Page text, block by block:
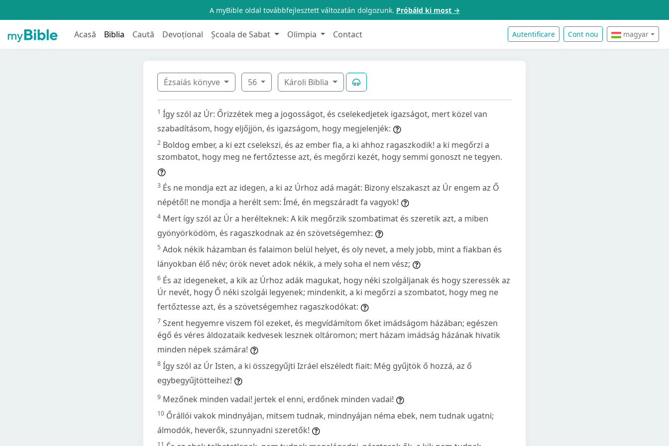
A myBible oldal továbbfejlesztett változatán dolgozunk. Próbáld ki most →
Acasă Biblia Caută Devoțional Școala de Sabat Olimpia Contact Autentificare Cont nou magyar
Ézsaiás könyve 56 Károli Biblia
1 Így szól az Úr: Őrizzétek meg a jogosságot, és cselekedjetek igazságot, mert közel van
szabadításom, hogy eljőjjön, és igazságom, hogy megjelenjék:
2 Boldog ember, a ki ezt cselekszi, és az ember fia, a ki ahhoz ragaszkodik! a ki megőrzi a
szombatot, hogy meg ne fertőztesse azt, és megőrzi kezét, hogy semmi gonoszt ne tegyen.
3 És ne mondja ezt az idegen, a ki az Úrhoz adá magát: Bizony elszakaszt az Úr engem az Ő
népétől! ne mondja a herélt sem: Ímé, én megszáradt fa vagyok!
4 Mert így szól az Úr a herélteknek: A kik megőrzik szombatimat és szeretik azt, a miben
gyönyörködöm, és ragaszkodnak az én szövetségemhez:
5 Adok nékik házamban és falaimon belül helyet, és oly nevet, a mely jobb, mint a fiakban és
lányokban élő név; örök nevet adok nékik, a mely soha el nem vész;
6 És az idegeneket, a kik az Úrhoz adák magukat, hogy néki szolgáljanak és hogy szeressék az
Úr nevét, hogy Ő néki szolgái legyenek; mindenkit, a ki megőrzi a szombatot, hogy meg ne
fertőztesse azt, és a szövetségemhez ragaszkodókat:
7 Szent hegyemre viszem föl ezeket, és megvídámítom őket imádságom házában; egészen
égő és véres áldozataik kedvesek lesznek oltáromon; mert házam imádság házának hivatik
minden népek számára!
8 Így szól az Úr Isten, a ki összegyűjti Izráel elszéledt fiait: Még gyűjtök ő hozzá, az ő
egybegyűjtötteihez!
9 Mezőnek minden vadai! jertek el enni, erdőnek minden vadai!
10 Őrállói vakok mindnyájan, mitsem tudnak, mindnyájan néma ebek, nem tudnak ugatni;
álmodók, heverők, szunnyadni szeretők!
11